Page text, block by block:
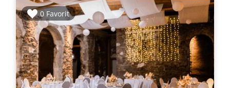
0 Favorit